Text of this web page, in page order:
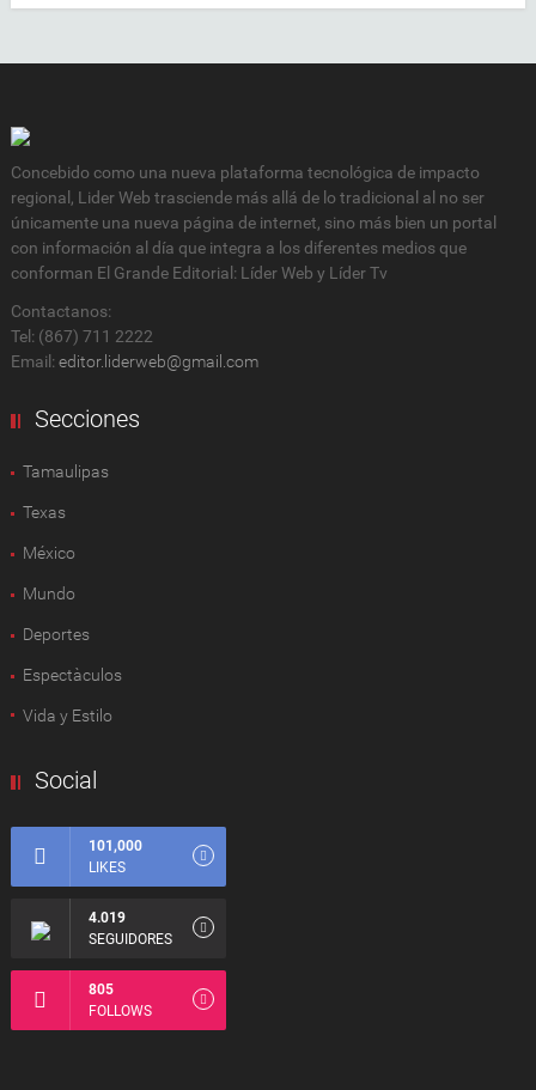
Concebido como una nueva plataforma tecnológica de impacto
regional, Lider Web trasciende más allá de lo tradicional al no ser
únicamente una nueva página de internet, sino más bien un portal
con información al día que integra a los diferentes medios que
conforman El Grande Editorial: Líder Web y Líder Tv
Contactanos:
Tel: (867) 711 2222
Email: editor.liderweb@gmail.com
Secciones
Tamaulipas
Texas
México
Mundo
Deportes
Espectàculos
Vida y Estilo
Social
101,000
LIKES
4.019
SEGUIDORES
805
FOLLOWS